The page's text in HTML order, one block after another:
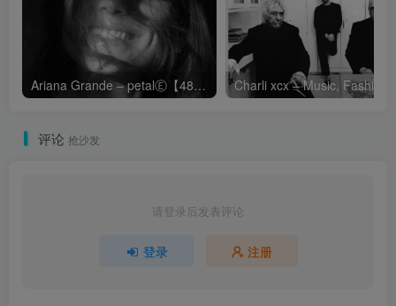
Ariana Grande – petalⒺ【48kHz／24bit】英国区
评论 抢沙发
请登录后发表评论
登录 注册